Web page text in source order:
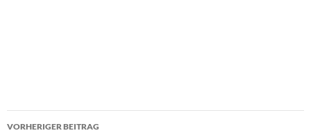
VORHERIGER BEITRAG